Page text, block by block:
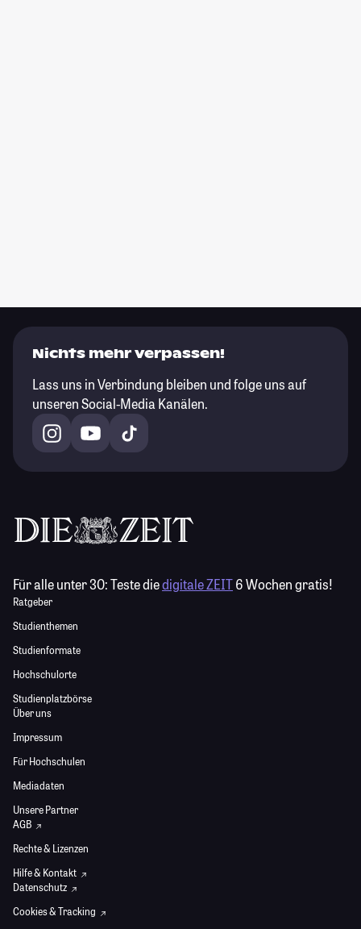
Nichts mehr verpassen!
Lass uns in Verbindung bleiben und folge uns auf
unseren Social-Media Kanälen.
Für alle unter 30:Teste diedigitale ZEIT6 Wochen gratis!
Ratgeber
Studienthemen
Studienformate
Hochschulorte
Studienplatzbörse
Über uns
Impressum
Für Hochschulen
Mediadaten
Unsere Partner
AGB
Rechte & Lizenzen
Hilfe & Kontakt
Datenschutz
Cookies & Tracking